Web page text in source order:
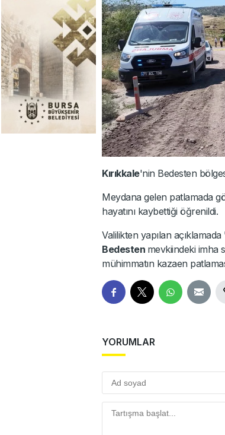
Kırıkkale'nin Bedesten
Meydana gelen patlamada
hayatını kaybettiği öğrenildi.
Valilikten yapılan
Bedesten mevkiindeki imha
mühimmatın kazaen
YORUMLAR